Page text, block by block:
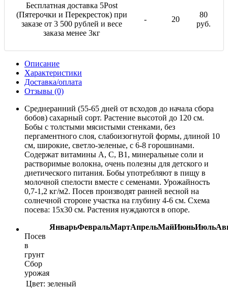
Бесплатная доставка 5Post
(Пятерочки и Перекресток) при
заказе от 3 500 рублей и весе
заказа менее 3кг
- 20
80
руб.
Описание
Характеристики
Доставка/оплата
Отзывы (0)
Среднеранний (55-65 дней от всходов до начала сбора
бобов) сахарный сорт. Растение высотой до 120 см.
Бобы с толстыми мясистыми стенками, без
пергаментного слоя, слабоизогнутой формы, длиной 10
см, широкие, светло-зеленые, с 6-8 горошинами.
Содержат витамины А, С, В1, минеральные соли и
растворимые волокна, очень полезны для детского и
диетического питания. Бобы употребляют в пищу в
молочной спелости вместе с семенами. Урожайность
0,7-1,2 кг/м2. Посев производят ранней весной на
солнечной стороне участка на глубину 4-6 см. Схема
посева: 15x30 см. Растения нуждаются в опоре.
ЯнварьФевральМартАпрельМайИюньИюль
Посев
в
грунт
Сбор
урожая
Цвет: зеленый